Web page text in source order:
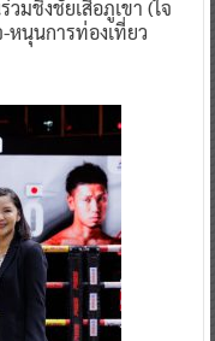
มชิงชัยเสือภูเขา (ใจ
หนุนการท่องเที่ยว